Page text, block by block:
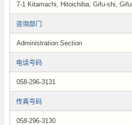
7-1 Kitamachi, Hitoichiba, Gifu-shi, Gifu
咨询部门
Administration Section
电话号码
058-296-3131
传真号码
058-296-3130